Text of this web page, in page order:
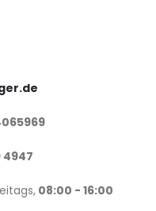
4947
08:00 - 16:00